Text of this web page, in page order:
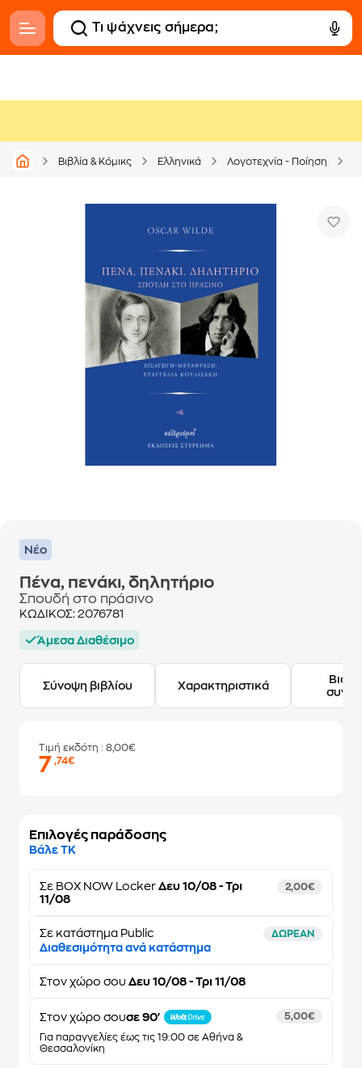
Βιβλία & Κόμικς Ελληνικά Λογοτεχνία - Ποίηση
Νέο
Πένα, πενάκι, δηλητήριο
Σπουδή στο πράσινο
ΚΩΔΙΚΟΣ: 2076781
Άμεσα Διαθέσιμο
Σύνοψη βιβλίου Χαρακτηριστικά
Τιμή εκδότη : 8,00€
7,74€
Επιλογές παράδοσης
Βάλε ΤΚ
Σε BOX NOW Locker Δευ 10/08 - Τρι
11/08
2,00€
Σε κατάστημα Public ΔΩΡΕΑΝ
Διαθεσιμότητα ανά κατάστημα
Στον χώρο σου Δευ 10/08 - Τρι 11/08
Στον χώρο σουσε 90'
Για παραγγελίες έως τις 19:00 σε Αθήνα &
Θεσσαλονίκη
5,00€